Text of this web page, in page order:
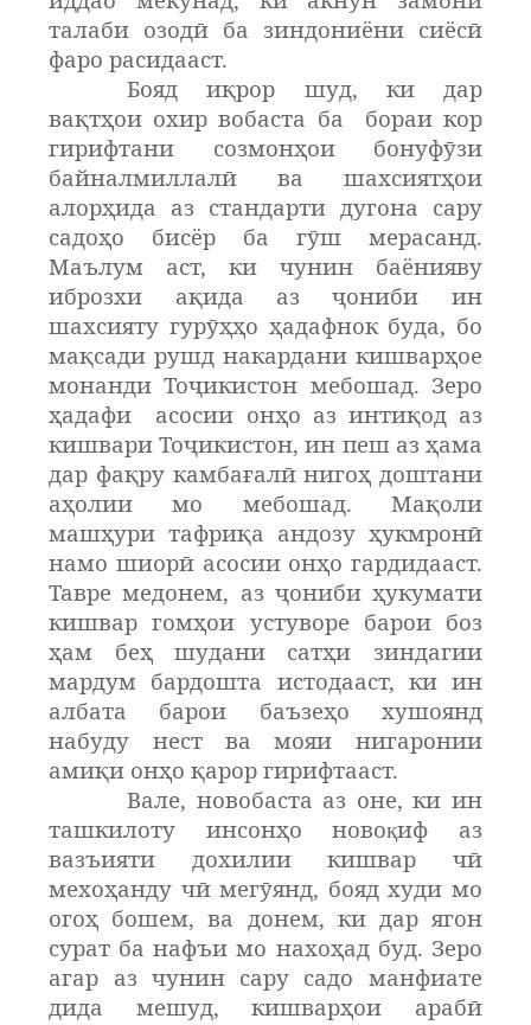
талаби озодӣ ба зиндониёни сиёсӣ
фаро расидааст.
Бояд иқрор шуд, ки дар
вақтҳои охир вобаста ба
бораи кор
гирифтани созмонҳои бонуфӯзи
байналмиллалӣ ва шахсиятҳои
алорҳида аз стандарти дугона сару
садоҳо бисёр ба гӯш мерасанд.
Маълум аст, ки чунин баёнияву
иброзхи ақида аз ҷониби ин
шахсияту гурӯҳҳо ҳадафнок буда, бо
мақсади рушд накардани кишварҳое
монанди Тоҷикистон мебошад. Зеро
ҳадафи
асосии онҳо аз интиқод аз
кишвари Тоҷикистон, ин пеш аз ҳама
дар фақру камбағалӣ нигоҳ доштани
аҳолии мо мебошад. Мақоли
машҳури тафриқа андозу ҳукмронӣ
намо шиорӣ асосии онҳо гардидааст.
Тавре медонем, аз ҷониби ҳукумати
кишвар гомҳои устуворе барои боз
ҳам беҳ шудани сатҳи зиндагии
мардум бардошта истодааст, ки ин
албата барои баъзеҳо хушоянд
набуду нест ва мояи нигаронии
амиқи онҳо қарор гирифтааст.
Вале, новобаста аз оне, ки ин
ташкилоту инсонҳо новоқиф аз
вазъияти дохилии кишвар чӣ
мехоҳанду чӣ мегӯянд, бояд худи мо
огоҳ бошем, ва донем, ки дар ягон
сурат ба нафъи мо нахоҳад буд. Зеро
агар аз чунин сару садо манфиате
дида мешуд, кишварҳои арабӣ